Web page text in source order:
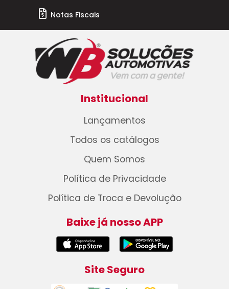
Notas Fiscais
Institucional
Lançamentos
Todos os catálogos
Quem Somos
Política de Privacidade
Política de Troca e Devolução
Baixe já nosso APP
Site Seguro